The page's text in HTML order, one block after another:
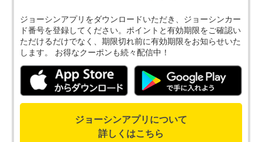
ジョーシンアプリをダウンロードいただき、ジョーシンカー
ド番号を登録してください。ポイントと有効期限をご確認い
ただけるだけでなく、期限切れ前に有効期限をお知らせいた
します。 お得なクーポンも続々配信中！
ジョーシンアプリについて
詳しくはこちら